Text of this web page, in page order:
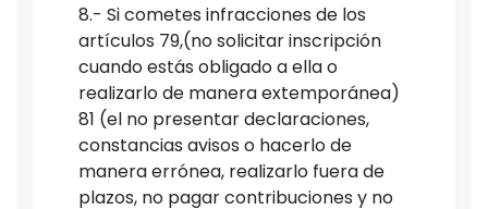
8.- Si cometes infracciones de los
artículos 79,(no solicitar inscripción
cuando estás obligado a ella o
realizarlo de manera extemporánea)
81 (el no presentar declaraciones,
constancias avisos o hacerlo de
manera errónea, realizarlo fuera de
plazos, no pagar contribuciones y no